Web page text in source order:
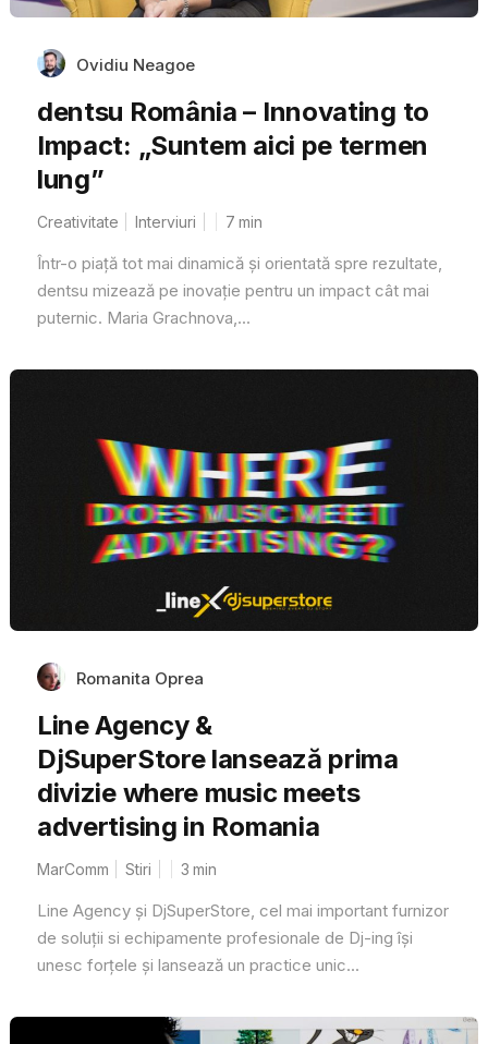
Ovidiu Neagoe
dentsu România – Innovating to
Impact: „Suntem aici pe termen
lung”
Creativitate Interviuri 7 min
Într-o piață tot mai dinamică și orientată spre rezultate,
dentsu mizează pe inovație pentru un impact cât mai
puternic. Maria Grachnova,...
Romanita Oprea
Line Agency &
DjSuperStore lansează prima
divizie where music meets
advertising in Romania
MarComm Stiri 3 min
Line Agency și DjSuperStore, cel mai important furnizor
de soluții si echipamente profesionale de Dj-ing își
unesc forțele și lansează un practice unic...